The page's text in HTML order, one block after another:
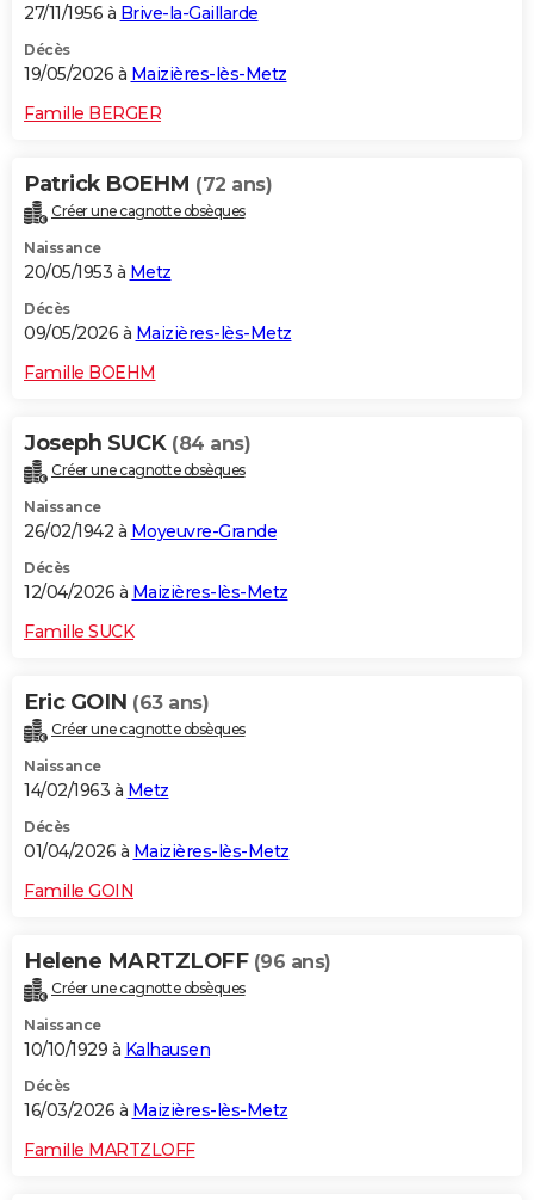
27/11/1956 à Brive-la-Gaillarde
Décès
19/05/2026 à Maizières-lès-Metz
Famille BERGER
Patrick BOEHM (72 ans)
Créer une cagnotte obsèques
Naissance
20/05/1953 à Metz
Décès
09/05/2026 à Maizières-lès-Metz
Famille BOEHM
Joseph SUCK (84 ans)
Créer une cagnotte obsèques
Naissance
26/02/1942 à Moyeuvre-Grande
Décès
12/04/2026 à Maizières-lès-Metz
Famille SUCK
Eric GOIN (63 ans)
Créer une cagnotte obsèques
Naissance
14/02/1963 à Metz
Décès
01/04/2026 à Maizières-lès-Metz
Famille GOIN
Helene MARTZLOFF (96 ans)
Créer une cagnotte obsèques
Naissance
10/10/1929 à Kalhausen
Décès
16/03/2026 à Maizières-lès-Metz
Famille MARTZLOFF